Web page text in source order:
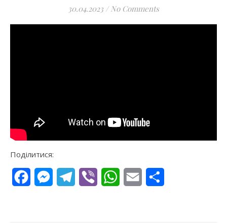
30.04.2023 / No Comments
Поділитися:
FacebookMessengerTelegram
Viber WhatsApp
Email